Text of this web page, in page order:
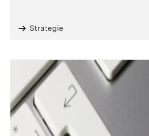
Strategie